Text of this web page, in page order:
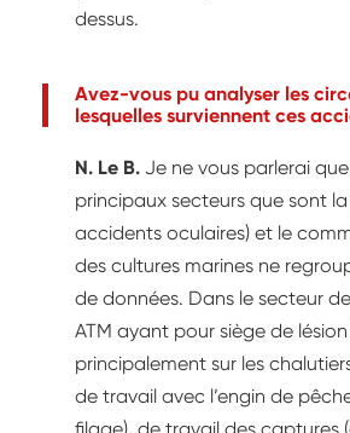
dessus.
Avez-vous pu analyser les
lesquelles surviennent ces
N. Le B. Je ne vous parlerai
principaux secteurs que sont la
accidents oculaires) et le
des cultures marines ne
de données. Dans le secteur
ATM ayant pour siège de
principalement sur les
de travail avec l’engin de